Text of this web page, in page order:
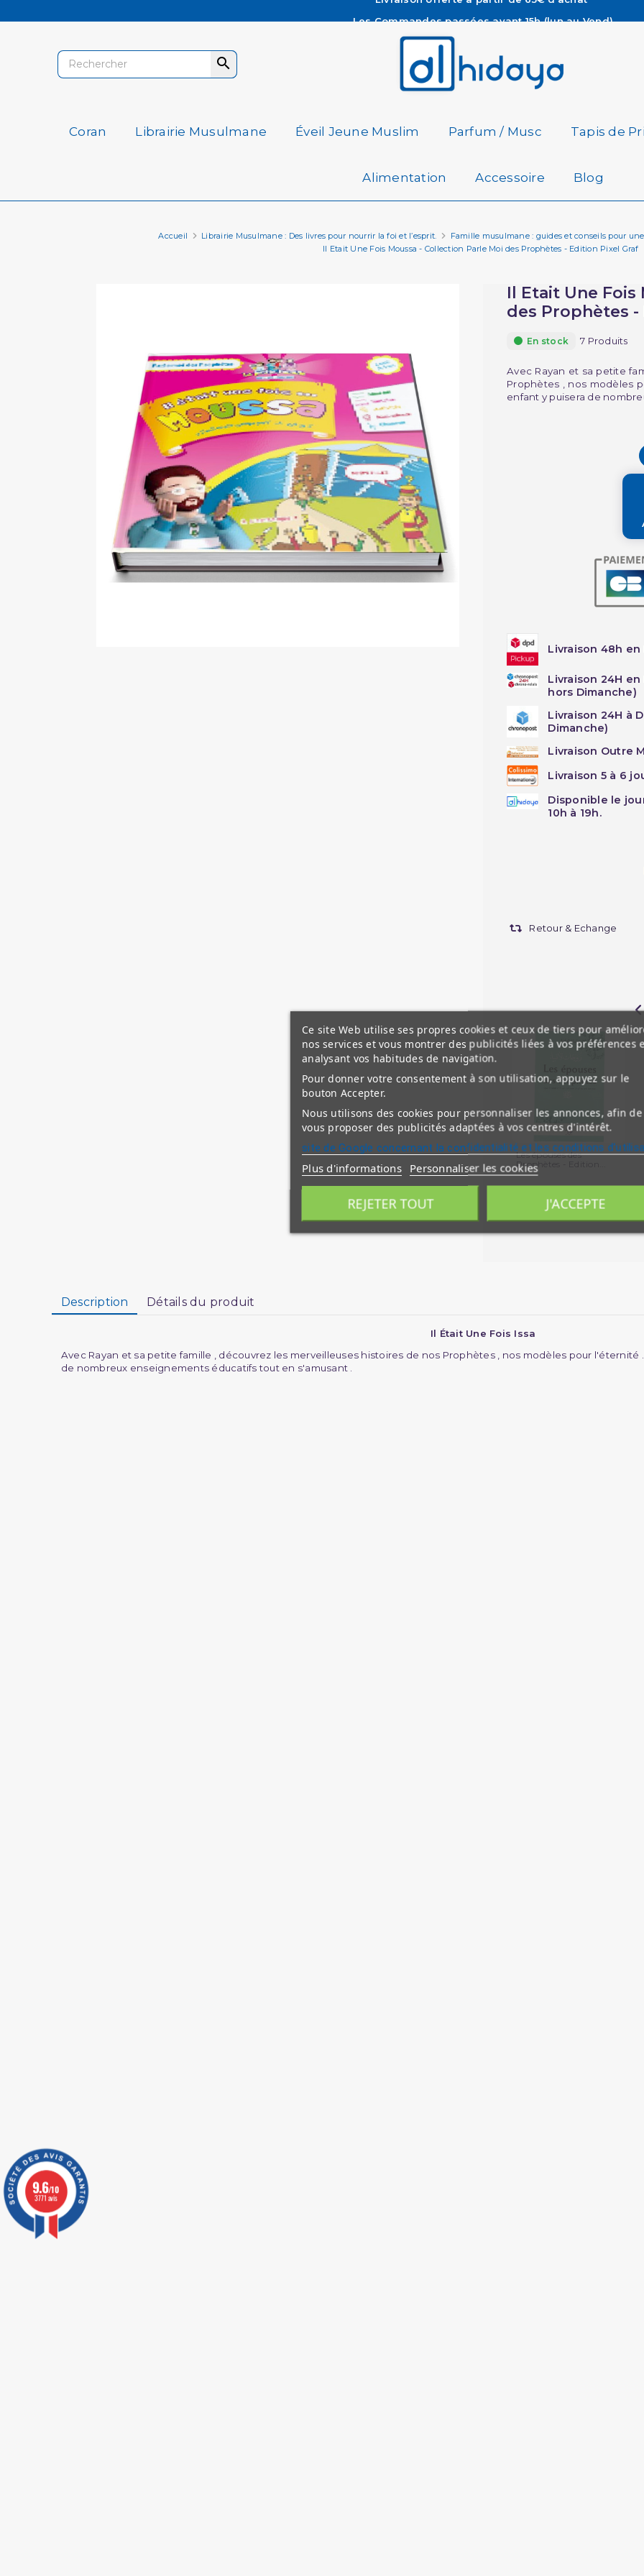
Besoin d'aide ? Retrouvez notre FAQ
Livraison offerte à partir de 65€ d'achat*

Coran Librairie Musulmane Éveil Jeune Muslim Parfum / Musc Tapis de
Alimentation Accessoire Blog
Accueil Librairie Musulmane : Des livres pour nourrir la foi et l’esprit.
Famille musulmane : guides et conseils pour
Il Etait Une Fois Moussa - Collection Parle Moi des Prophètes - Edition Pixel Graf
Il Etait Une Fois
des Prophètes
En stock 7 Produits
Avec Rayan et sa petite
Prophètes , nos modèles
enfant y puisera de
Livraison 48h en
Livraison 24H
hors Dimanche)
Livraison 24H à
Dimanche)
Livraison Outre
Livraison 5 à 6
Disponible le
10h à 19h.
Retour & Echange
Les épouses des
Prophètes - Edition...
Description Détails du produit
Il Était Une Fois Issa
Avec Rayan et sa petite famille , découvrez les merveilleuses histoires de nos Prophètes , nos modèles pour
de nombreux enseignements éducatifs tout en s'amusant .
Ce site Web utilise ses propres cookies et ceux de tiers pour
nos services et vous montrer des publicités liées à vos préférences
analysant vos habitudes de navigation.
Pour donner votre consentement à son utilisation, appuyez sur le
bouton Accepter.
Nous utilisons des cookies pour personnaliser les annonces, afin de
vous proposer des publicités adaptées à vos centres d'intérêt.
site de Google concernant la confidentialité et les conditions
Plus d'informations Personnaliser les cookies
REJETER TOUT J'ACCEPTE
9.6/10
3771 avis